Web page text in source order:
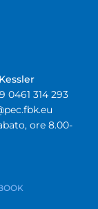
0461 314 293
ore 8.00-